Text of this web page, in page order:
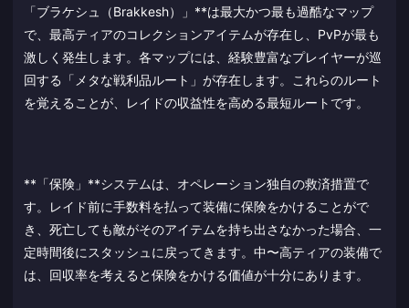
「ブラケシュ（Brakkesh）」**は最大かつ最も過酷なマップ
で、最高ティアのコレクションアイテムが存在し、PvPが最も
激しく発生します。各マップには、経験豊富なプレイヤーが巡
回する「メタな戦利品ルート」が存在します。これらのルート
を覚えることが、レイドの収益性を高める最短ルートです。
**「保険」**システムは、オペレーション独自の救済措置で
す。レイド前に手数料を払って装備に保険をかけることがで
き、死亡しても敵がそのアイテムを持ち出さなかった場合、一
定時間後にスタッシュに戻ってきます。中〜高ティアの装備で
は、回収率を考えると保険をかける価値が十分にあります。